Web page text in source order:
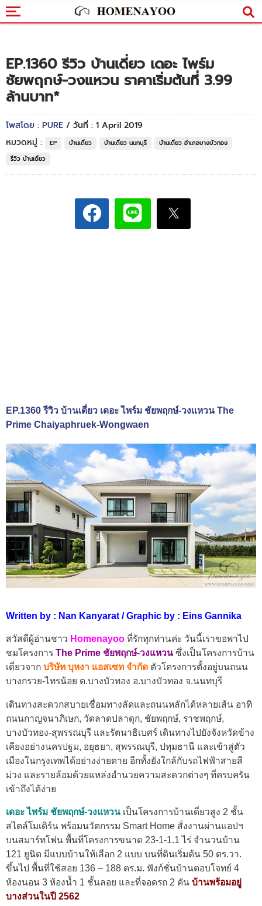
EP.1360 รีวิว บ้านเดี่ยว เดอะ ไพร์ม
ชัยพฤกษ์-วงแหวน ราคาเริ่มต้นที่ 3.99
ล้านบาท*
โพสโดย : PURE / วันที่ : 1 April 2019
หมวดหมู่ :
EP บ้านเดี่ยว บ้านเดี่ยว นนทบุรี
บ้านเดี่ยว อำเภอบางบัวทอง
รีวิว บ้านเดี่ยว
EP.1360 รีวิว บ้านเดี่ยว เดอะ ไพร์ม ชัยพฤกษ์-วงแหวน The
Prime Chaiyaphruek-Wongwaen
Written by : Nan Kanyarat / Graphic by : Eins Gannika
สวัสดีผู้อ่านชาว Homenayoo ที่รักทุกท่านค่ะ วันนี้เราขอพาไป
ชมโครงการ The Prime ชัยพฤกษ์-วงแหวน ซึ่งเป็นโครงการบ้าน
เดี่ยวจาก บริษัท บุหงา แอสเซท จำกัด ตัวโครงการตั้งอยู่บนถนน
บางกรวย-ไทรน้อย ต.บางบัวทอง อ.บางบัวทอง จ.นนทบุรี
เดินทางสะดวกสบายเชื่อมทางลัดและถนนหลักได้หลายเส้น อาทิ
ถนนกาญจนาภิเษก, วัดลาดปลาดุก, ชัยพฤกษ์, ราชพฤกษ์,
บางบัวทอง-สุพรรณบุรี และรัตนาธิเบศร์ เดินทางไปยังจังหวัดข้าง
เคียงอย่างนครปฐม, อยุธยา, สุพรรณบุรี, ปทุมธานี และเข้าสู่ตัว
เมืองในกรุงเทพได้อย่างง่ายดาย อีกทั้งยังใกล้กับรถไฟฟ้าสายสี
ม่วง และรายล้อมด้วยแหล่งอำนวยความสะดวกต่างๆ ที่ครบครัน
เข้าถึงได้ง่าย
เดอะ ไพร์ม ชัยพฤกษ์-วงแหวน เป็นโครงการบ้านเดี่ยวสูง 2 ชั้น
สไตล์โมเดิร์น พร้อมนวัตกรรม Smart Home สั่งงานผ่านแอปฯ
บนสมาร์ทโฟน พื้นที่โครงการขนาด 23-1-1.1 ไร่ จำนวนบ้าน
121 ยูนิต มีแบบบ้านให้เลือก 2 แบบ บนที่ดินเริ่มต้น 50 ตร.วา.
ขึ้นไป พื้นที่ใช้สอย 136 – 188 ตร.ม. ฟังก์ชั่นบ้านตอบโจทย์ 4
ห้องนอน 3 ห้องน้ำ 1 ชั้นลอย และที่จอดรถ 2 คัน บ้านพร้อมอยู่
บางส่วนในปี 2562